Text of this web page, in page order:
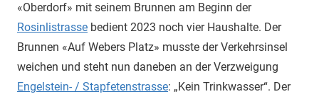
«Oberdorf» mit seinem Brunnen am Beginn der
Rosinlistrasse bedient 2023 noch vier Haushalte. Der
Brunnen «Auf Webers Platz» musste der Verkehrsinsel
weichen und steht nun daneben an der Verzweigung
Engelstein- / Stapfetenstrasse: „Kein Trinkwasser“. Der